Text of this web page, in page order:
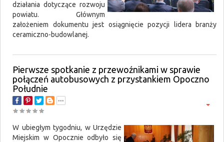
działania dotyczące rozwoju
powiatu. Głównym
założeniem dokumentu jest osiągnięcie pozycji lidera branży
ceramiczno-budowlanej.
Pierwsze spotkanie z przewoźnikami w sprawie
połączeń autobusowych z przystankiem Opoczno
Południe
W ubiegłym tygodniu, w Urzędzie
Miejskim w Opocznie odbyło się